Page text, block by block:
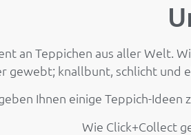
an Teppichen aus aller Welt.
gewebt; knallbunt, schlicht und
Ihnen einige Teppich-
Wie Click+Collect